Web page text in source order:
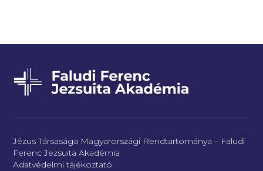
Jézus Társasága Magyarországi Rendtartománya – Faludi
Ferenc Jezsuita Akadémia
Adatvédelmi tájékoztató